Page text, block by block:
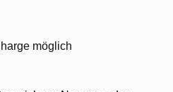
möglich